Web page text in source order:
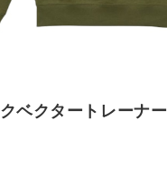
ベクタートレーナー